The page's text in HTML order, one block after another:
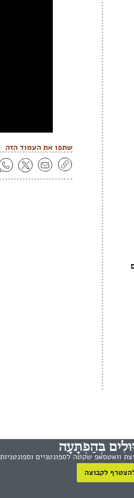
שתפו את העמוד הזה
בְּהַפְתָּעָה
וואטסאפ שקטה לספונטניים וספונטניות
לקבוצה